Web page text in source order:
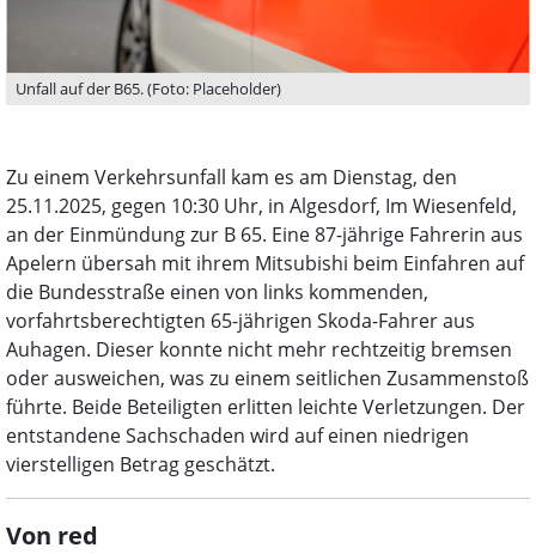
Unfall auf der B65. (Foto: Placeholder)
Zu einem Verkehrsunfall kam es am Dienstag, den
25.11.2025, gegen 10:30 Uhr, in Algesdorf, Im Wiesenfeld,
an der Einmündung zur B 65. Eine 87-jährige Fahrerin aus
Apelern übersah mit ihrem Mitsubishi beim Einfahren auf
die Bundesstraße einen von links kommenden,
vorfahrtsberechtigten 65-jährigen Skoda-Fahrer aus
Auhagen. Dieser konnte nicht mehr rechtzeitig bremsen
oder ausweichen, was zu einem seitlichen Zusammenstoß
führte. Beide Beteiligten erlitten leichte Verletzungen. Der
entstandene Sachschaden wird auf einen niedrigen
vierstelligen Betrag geschätzt.
Von red